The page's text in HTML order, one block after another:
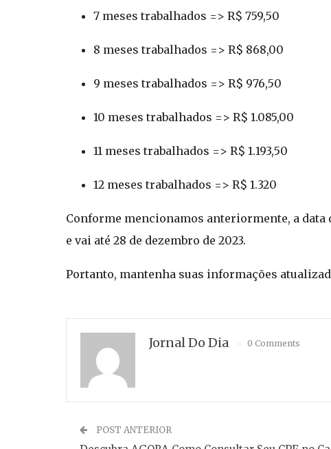
7 meses trabalhados => R$ 759,50
8 meses trabalhados => R$ 868,00
9 meses trabalhados => R$ 976,50
10 meses trabalhados => R$ 1.085,00
11 meses trabalhados => R$ 1.193,50
12 meses trabalhados => R$ 1.320
Conforme mencionamos anteriormente, a data
e vai até 28 de dezembro de 2023.
Portanto, mantenha suas informações
Jornal Do Dia 0 Comments
POST ANTERIOR